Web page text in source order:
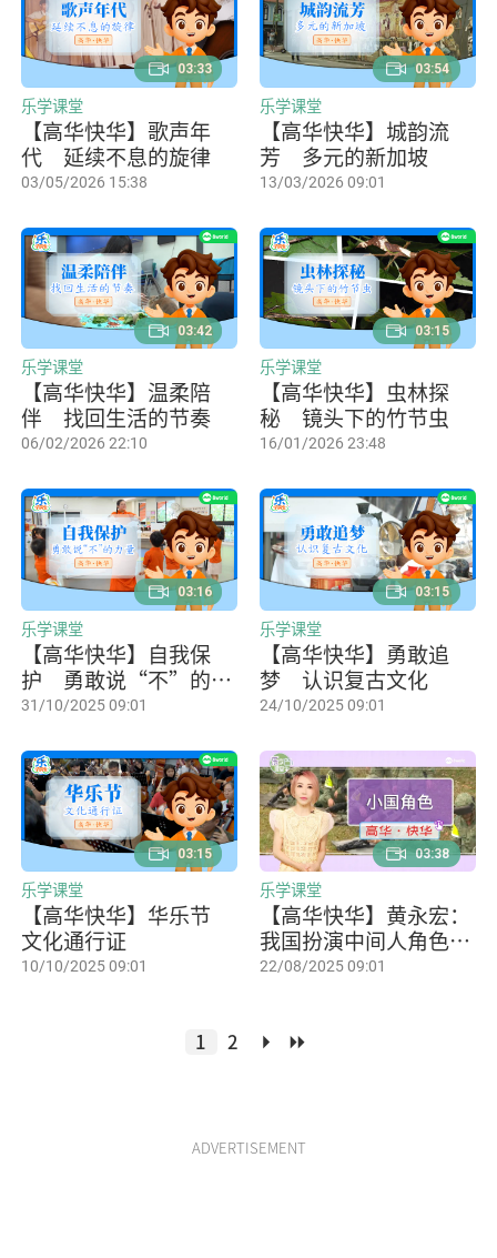
【高华快华】歌声年
代 延续不息的旋律
乐学课堂
03/05/2026 15:38
03:33
【高华快华】城韵流
芳 多元的新加坡
乐学课堂
13/03/2026 09:01
03:54
【高华快华】温柔陪
伴 找回生活的节奏
乐学课堂
06/02/2026 22:10
03:42
【高华快华】虫林探
秘 镜头下的竹节虫
乐学课堂
16/01/2026 23:48
03:15
【高华快华】自我保
护 勇敢说“不”的力
量
乐学课堂
31/10/2025 09:01
03:16
【高华快华】勇敢追
梦 认识复古文化
乐学课堂
24/10/2025 09:01
03:15
【高华快华】华乐节
文化通行证
乐学课堂
10/10/2025 09:01
03:15
【高华快华】黄永宏：
我国扮演中间人角色无
法左右大国决策但可诚
乐学课堂
22/08/2025 09:01
03:38
1 2
ADVERTISEMENT